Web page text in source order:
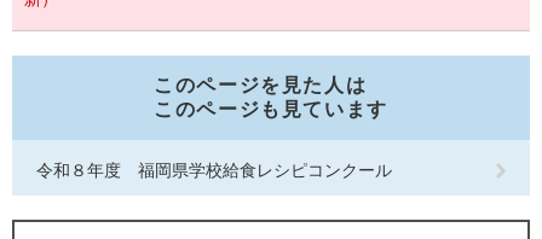
このページを見た人は
このページも見ています
令和８年度 福岡県学校給食レシピコンクール